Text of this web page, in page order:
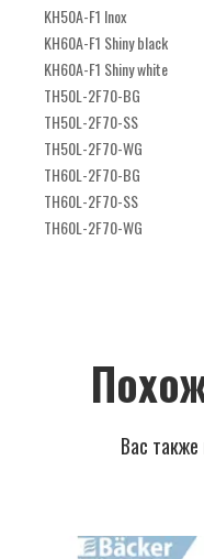
KH50A-F1 Inox
KH60A-F1 Shiny black
KH60A-F1 Shiny white
TH50L-2F70-BG
TH50L-2F70-SS
TH50L-2F70-WG
TH60L-2F70-BG
TH60L-2F70-SS
TH60L-2F70-WG
Вас также